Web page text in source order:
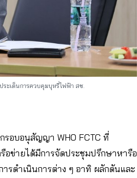
ะเด็นการควบคุมบุหรี่ไฟฟ้า สช.
รอบอนุสัญญา WHO FCTC ที่
อข่ายได้มีการจัดประชุมปรึกษาหารือ
รดำเนินการต่าง ๆ อาทิ ผลักดันและ